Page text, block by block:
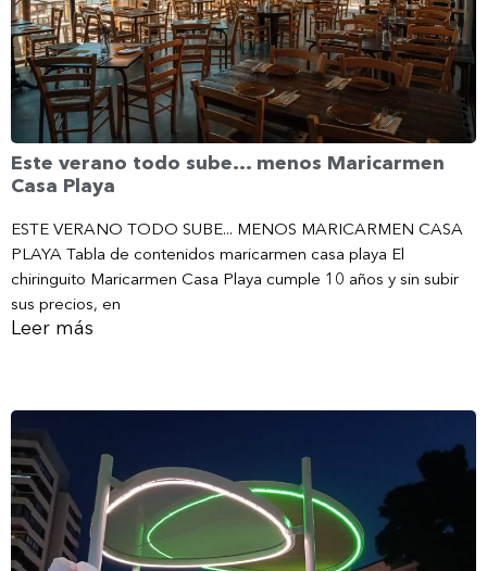
Este verano todo sube… menos Maricarmen
Casa Playa
ESTE VERANO TODO SUBE... MENOS MARICARMEN CASA
PLAYA Tabla de contenidos maricarmen casa playa El
chiringuito Maricarmen Casa Playa cumple 10 años y sin subir
sus precios, en
Leer más